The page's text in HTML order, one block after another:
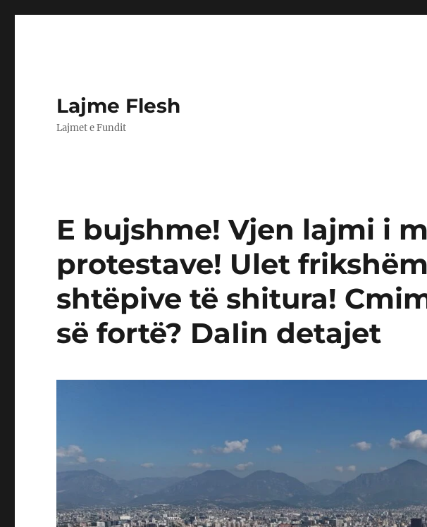
Lajme Flesh
Lajmet e Fundit
E bujshme! Vjen lajmi i
protestave! Ulet
shtëpive të shitura!
së fortë? DaIin detajet